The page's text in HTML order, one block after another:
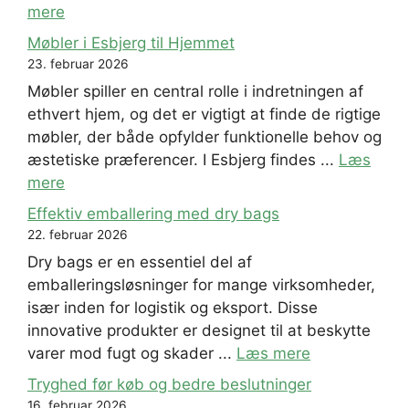
mere
Møbler i Esbjerg til Hjemmet
23. februar 2026
Møbler spiller en central rolle i indretningen af
ethvert hjem, og det er vigtigt at finde de rigtige
møbler, der både opfylder funktionelle behov og
æstetiske præferencer. I Esbjerg findes ... Læs
mere
Effektiv emballering med dry bags
22. februar 2026
Dry bags er en essentiel del af
emballeringsløsninger for mange virksomheder,
især inden for logistik og eksport. Disse
innovative produkter er designet til at beskytte
varer mod fugt og skader ... Læs mere
Tryghed før køb og bedre beslutninger